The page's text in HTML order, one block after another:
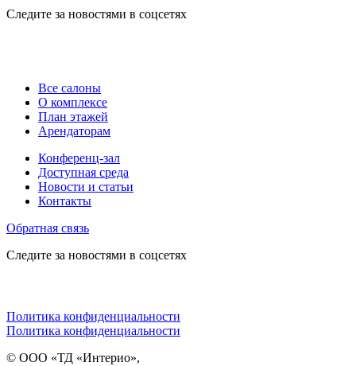
Следите за новостями в соцсетях
Все салоны
О комплексе
План этажей
Арендаторам
Конференц-зал
Доступная среда
Новости и статьи
Контакты
Обратная связь
Следите за новостями в соцсетях
Политика конфиденциальности
Политика конфиденциальности
© ООО «ТД «Интерио»,